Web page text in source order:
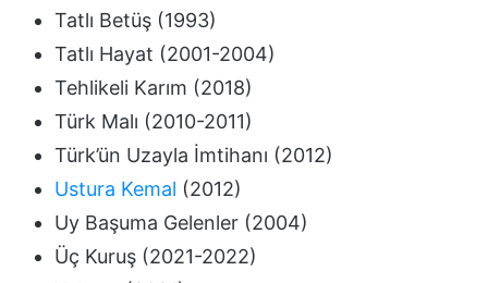
Tatlı Betüş (1993)
Tatlı Hayat (2001-2004)
Tehlikeli Karım (2018)
Türk Malı (2010-2011)
Türk’ün Uzayla İmtihanı (2012)
Ustura Kemal (2012)
Uy Başuma Gelenler (2004)
Üç Kuruş (2021-2022)